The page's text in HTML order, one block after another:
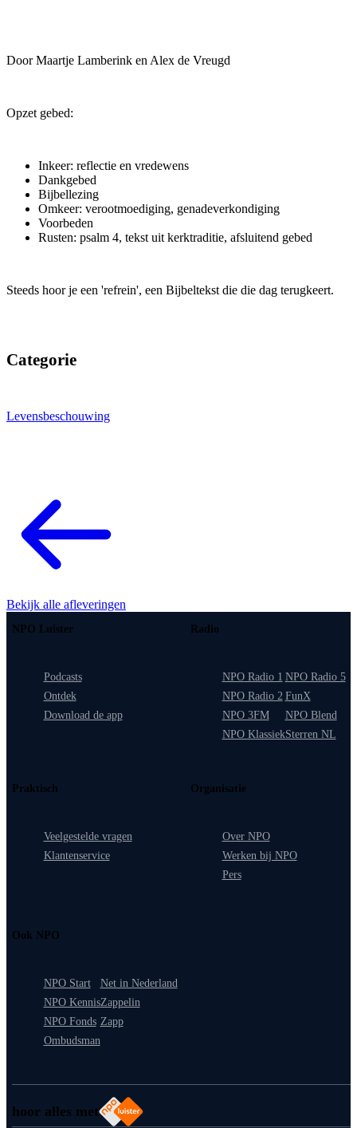
Door Maartje Lamberink en Alex de Vreugd
Opzet gebed:
Inkeer: reflectie en vredewens
Dankgebed
Bijbellezing
Omkeer: verootmoediging, genadeverkondiging
Voorbeden
Rusten: psalm 4, tekst uit kerktraditie, afsluitend gebed
Steeds hoor je een 'refrein', een Bijbeltekst die die dag terugkeert.
Categorie
Levensbeschouwing
Bekijk alle afleveringen
hoor alles met
NPO Luister
Podcasts
Ontdek
Download de app
Radio
NPO Radio 1
NPO Radio 2
NPO 3FM
NPO Klassiek
NPO Radio 5
FunX
NPO Blend
Sterren NL
Praktisch
Veelgestelde vragen
Klantenservice
Organisatie
Over NPO
Werken bij NPO
Pers
Ook NPO
NPO Start
NPO Kennis
NPO Fonds
Ombudsman
Net in Nederland
Zappelin
Zapp